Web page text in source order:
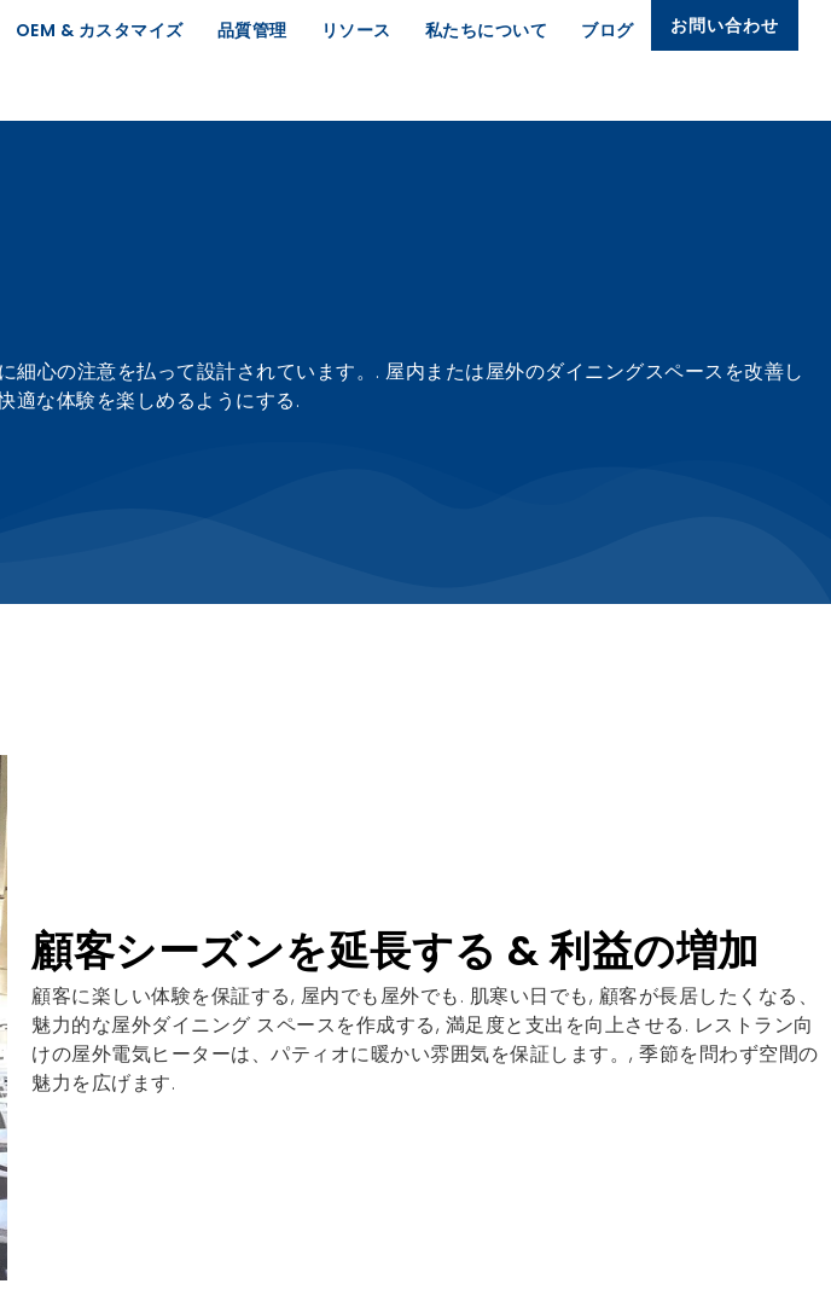
OEM & カスタマイズ 品質管理 リソース 私たちについて ブログ お問い合わせ
心の注意を払って設計されています。. 屋内または屋外のダイニングスペースを改善し
適な体験を楽しめるようにする.
顧客シーズンを延長する & 利益の増加
顧客に楽しい体験を保証する, 屋内でも屋外でも. 肌寒い日でも, 顧客が長居したくなる、
魅力的な屋外ダイニング スペースを作成する, 満足度と支出を向上させる. レストラン向
けの屋外電気ヒーターは、パティオに暖かい雰囲気を保証します。, 季節を問わず空間の
魅力を広げます.